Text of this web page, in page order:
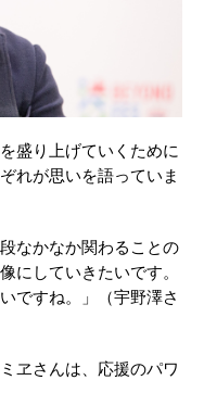
盛り上げていくために
れが思いを語っていま
なかなか関わることの
にしていきたいです。
ですね。」（宇野澤さ
ヱさんは、応援のパワ